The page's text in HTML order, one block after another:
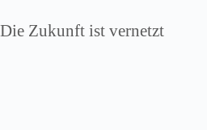
Die Zukunft ist vernetzt